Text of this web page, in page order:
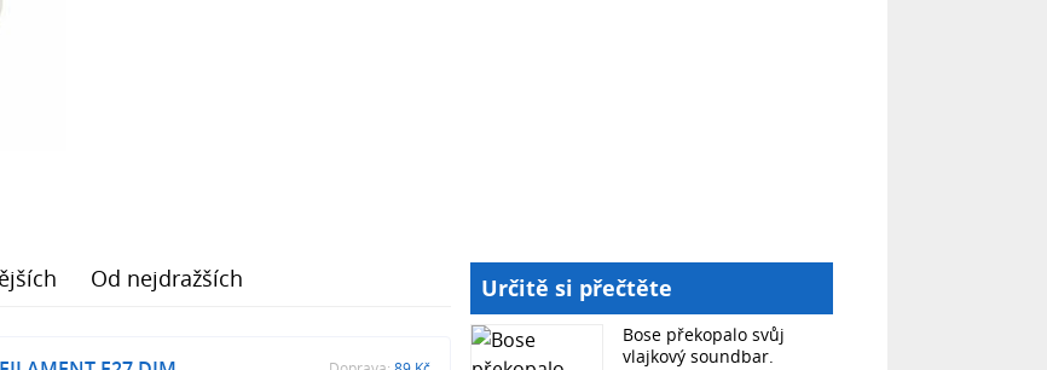
Od nejdražších Určitě si přečtěte
Bose překopalo svůj
vlajkový soundbar.